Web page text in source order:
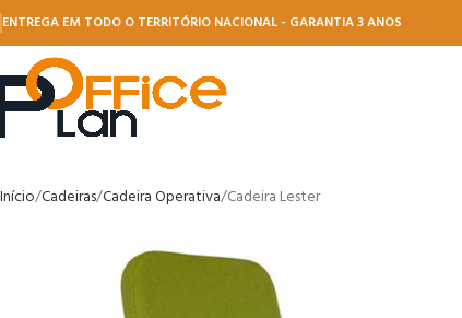
ENTREGA EM TODO O TERRITÓRIO NACIONAL - GARANTIA 3 ANOS
Início Cadeiras Cadeira Operativa Cadeira Lester